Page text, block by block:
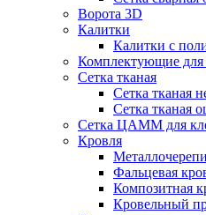
Ворота 3D
Калитки
Калитки с
Комплектующие для
Сетка тканая
Сетка тканая
Сетка тканая
Сетка ЦАММ для
Кровля
Фальцевая
Композитная
Кровельный